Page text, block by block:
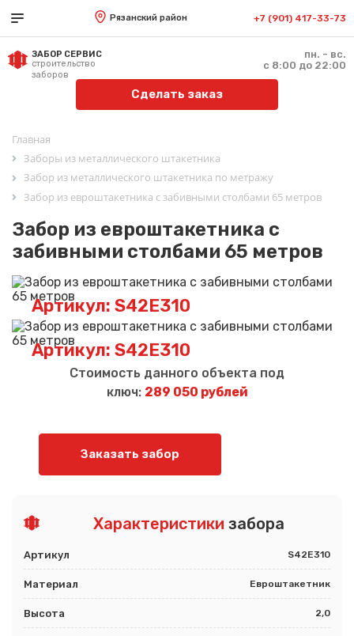
Рязанский район +7 (901) 417-33-73
ЗАБОР СЕРВИС
строительство
заборов
пн. - вс.
с 8:00 до 22:00
Сделать заказ
Главная
Заборы из металлического штакетника
Забор из металлического штакетника по метражу
Забор из евроштакетника с забивными столбами 65 метров
Забор из евроштакетника с
забивными столбами 65 метров
Артикул: S42E310
Артикул: S42E310
Стоимость данного объекта под
ключ: 289 050 рублей
Заказать забор
Характеристики забора
Артикул S42E310
Материал Евроштакетник
Высота 2,0